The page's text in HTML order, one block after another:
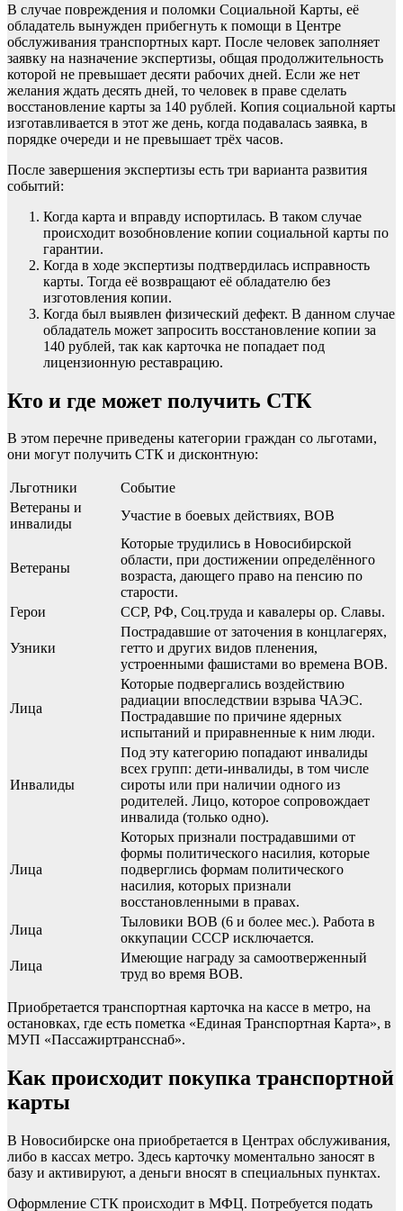
В случае повреждения и поломки Социальной Карты, её
обладатель вынужден прибегнуть к помощи в Центре
обслуживания транспортных карт. После человек заполняет
заявку на назначение экспертизы, общая продолжительность
которой не превышает десяти рабочих дней. Если же нет
желания ждать десять дней, то человек в праве сделать
восстановление карты за 140 рублей. Копия социальной карты
изготавливается в этот же день, когда подавалась заявка, в
порядке очереди и не превышает трёх часов.
После завершения экспертизы есть три варианта развития
событий:
Когда карта и вправду испортилась. В таком случае
происходит возобновление копии социальной карты по
гарантии.
Когда в ходе экспертизы подтвердилась исправность
карты. Тогда её возвращают её обладателю без
изготовления копии.
Когда был выявлен физический дефект. В данном случае
обладатель может запросить восстановление копии за
140 рублей, так как карточка не попадает под
лицензионную реставрацию.
Кто и где может получить СТК
В этом перечне приведены категории граждан со льготами,
они могут получить СТК и дисконтную:
Льготники
Событие
Ветераны и
инвалиды
Участие в боевых действиях, ВОВ
Ветераны
Которые трудились в Новосибирской
области, при достижении определённого
возраста, дающего право на пенсию по
старости.
Герои
ССР, РФ, Соц.труда и кавалеры ор. Славы.
Узники
Пострадавшие от заточения в концлагерях,
гетто и других видов пленения,
устроенными фашистами во времена ВОВ.
Лица
Которые подвергались воздействию
радиации впоследствии взрыва ЧАЭС.
Пострадавшие по причине ядерных
испытаний и приравненные к ним люди.
Инвалиды
Под эту категорию попадают инвалиды
всех групп: дети-инвалиды, в том числе
сироты или при наличии одного из
родителей. Лицо, которое сопровождает
инвалида (только одно).
Лица
Которых признали пострадавшими от
формы политического насилия, которые
подверглись формам политического
насилия, которых признали
восстановленными в правах.
Лица
Тыловики ВОВ (6 и более мес.). Работа в
оккупации СССР исключается.
Лица
Имеющие награду за самоотверженный
труд во время ВОВ.
Приобретается транспортная карточка на кассе в метро, на
остановках, где есть пометка «Единая Транспортная Карта», в
МУП «Пассажиртрансснаб».
Как происходит покупка транспортной
карты
В Новосибирске она приобретается в Центрах обслуживания,
либо в кассах метро. Здесь карточку моментально заносят в
базу и активируют, а деньги вносят в специальных пунктах.
Оформление СТК происходит в МФЦ. Потребуется подать